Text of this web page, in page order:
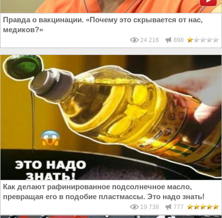
Правда о вакцинации. «Почему это скрывается от нас,
медиков?»
24 216 898
Как делают рафинированное подсолнечное масло,
превращая его в подобие пластмассы. Это надо знать!
19 738 777